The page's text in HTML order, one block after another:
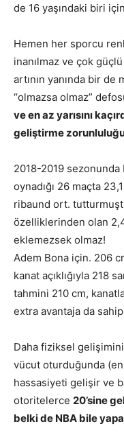
de 16 yaşındaki biri
Hemen her sporcu
inanılmaz ve çok
artının yanında bir
“olmazsa olmaz”
ve en az yarısını
geliştirme
2018-2019 sezonunda
oynadığı 26 maçta
ribaund ort.
özelliklerinden olan
eklemezsek olmaz!
Adem Bona için. 206
kanat açıklığıyla 218
tahmini 210 cm,
extra avantaja da
Daha fiziksel
vücut oturduğunda
hassasiyeti gelişir ve
otoritelerce 20’sine
belki de NBA bile